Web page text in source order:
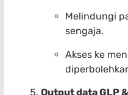
Melindungi
sengaja.
Akses ke
Output data GLP